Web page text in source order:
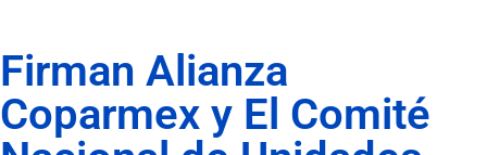
Firman Alianza
Coparmex y El Comité